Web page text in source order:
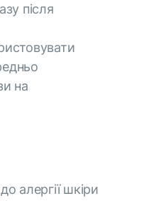
після
на
алергії шкіри